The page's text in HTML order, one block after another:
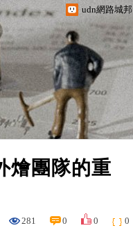
udn網路城邦
燴團隊的重
281 0 0 0